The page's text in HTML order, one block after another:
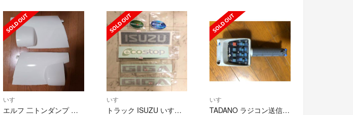
いすゞ
エルフ 二トンダンプ コーナーパネル
いすゞ
トラック ISUZU いすゞ ギガ ステッカー
いすゞ
TADANO ラジコン送信機 タダノ ユニック